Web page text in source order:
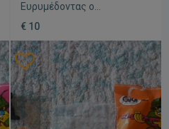
Ευρυμέδοντας ο
πεζικάριος γαλάζια πέρλα
πορτοκαλί ουρά υπογήινος
φιγούρα El Greco
Kombattini
€ 10